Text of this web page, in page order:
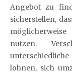
Angebot zu
sicherstellen,
nutzen.
lohnen, sich